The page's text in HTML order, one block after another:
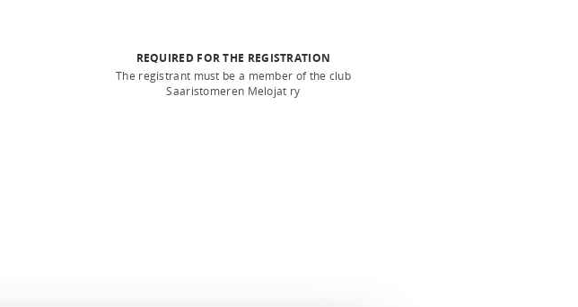
REQUIRED FOR THE REGISTRATION
The registrant must be a member of the club
Saaristomeren Melojat ry